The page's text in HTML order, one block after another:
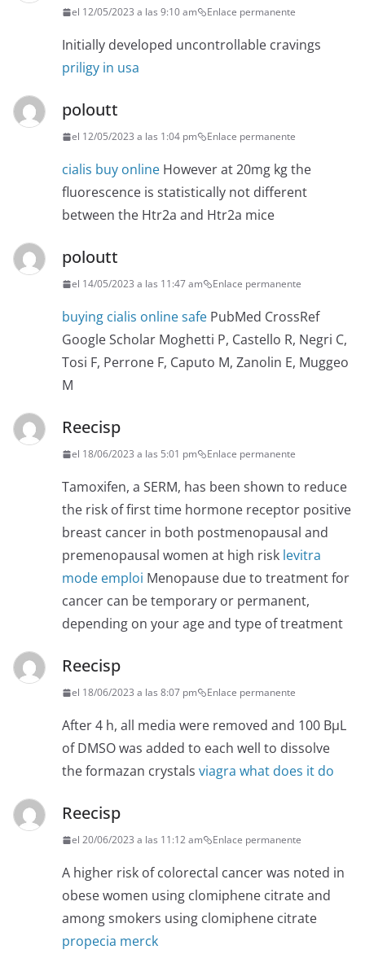
el 12/05/2023 a las 9:10 am Enlace permanente
Initially developed uncontrollable cravings
priligy in usa
poloutt
el 12/05/2023 a las 1:04 pm Enlace permanente
cialis buy online However at 20mg kg the
fluorescence is statistically not different
between the Htr2a and Htr2a mice
poloutt
el 14/05/2023 a las 11:47 am Enlace permanente
buying cialis online safe PubMed CrossRef
Google Scholar Moghetti P, Castello R, Negri C,
Tosi F, Perrone F, Caputo M, Zanolin E, Muggeo
M
Reecisp
el 18/06/2023 a las 5:01 pm Enlace permanente
Tamoxifen, a SERM, has been shown to reduce
the risk of first time hormone receptor positive
breast cancer in both postmenopausal and
premenopausal women at high risk levitra
mode emploi Menopause due to treatment for
cancer can be temporary or permanent,
depending on your age and type of treatment
Reecisp
el 18/06/2023 a las 8:07 pm Enlace permanente
After 4 h, all media were removed and 100 ВµL
of DMSO was added to each well to dissolve
the formazan crystals viagra what does it do
Reecisp
el 20/06/2023 a las 11:12 am Enlace permanente
A higher risk of colorectal cancer was noted in
obese women using clomiphene citrate and
among smokers using clomiphene citrate
propecia merck